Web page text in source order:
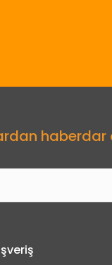
haberdar